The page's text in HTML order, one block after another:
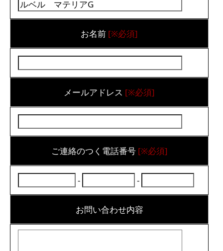
お名前 [※必須]
メールアドレス [※必須]
ご連絡のつく電話番号 [※必須]
- -
お問い合わせ内容